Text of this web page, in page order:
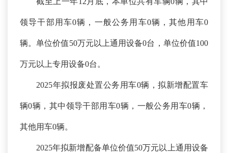
领导干部用车0辆，一般公务用车0辆，其他用车0
辆。单位价值50万元以上通用设备0台，单位价值100
万元以上专用设备0台。
2025年拟报废处置公务用车0辆，拟新增配置车
辆0辆，其中领导干部用车0辆，一般公务用车0辆，
其他用车0辆。
2025年拟新增配备单位价值50万元以上通用设备